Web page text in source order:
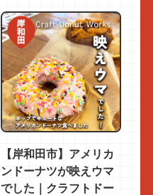
【岸和田市】アメリカ
ンドーナツが映えウマ
でした｜クラフトドー